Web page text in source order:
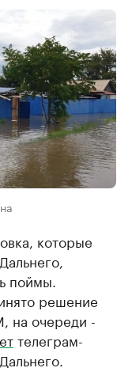
которые
поймы.
решение
на очереди -
телеграм-